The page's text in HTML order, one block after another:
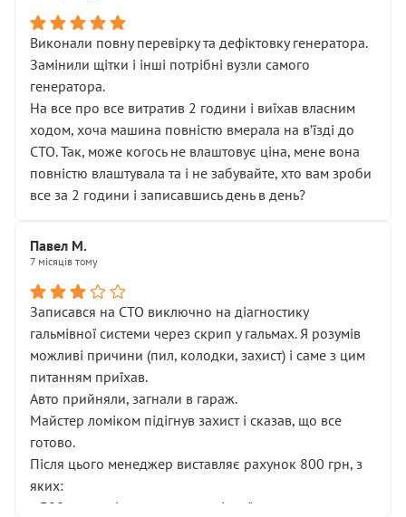
Виконали повну перевірку та дефіктовку генератора.
Замінили щітки і інші потрібні вузли самого
генератора.
На все про все витратив 2 години і виїхав власним
ходом, хоча машина повністю вмерала на вʼїзді до
СТО. Так, може когось не влаштовує ціна, мене вона
повністю влаштувала та і не забувайте, хто вам зроби
все за 2 години і записавшись день в день?
Павел М.
7 місяців тому
Записався на СТО виключно на діагностику
гальмівної системи через скрип у гальмах. Я розумів
можливі причини (пил, колодки, захист) і саме з цим
питанням приїхав.
Авто прийняли, загнали в гараж.
Майстер ломіком підігнув захист і сказав, що все
готово.
Після цього менеджер виставляє рахунок 800 грн, з
яких:
• 300 грн — діагностика гальмівної системи